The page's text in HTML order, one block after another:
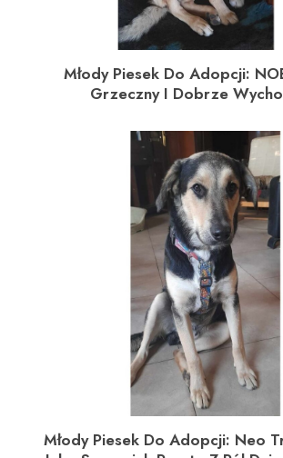
Młody Piesek Do Adopcji:
Grzeczny I Dobrze
Młody Piesek Do Adopcji: Neo